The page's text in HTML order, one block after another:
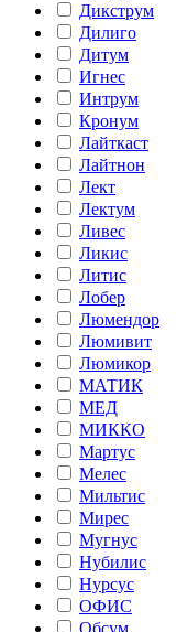
Дикструм
Дилиго
Дитум
Игнес
Интрум
Кронум
Лайткаст
Лайтнон
Лект
Лектум
Ливес
Ликис
Литис
Лобер
Люмендор
Люмивит
Люмикор
МАТИК
МЕД
МИККО
Мартус
Мелес
Мильтис
Мирес
Мугнус
Нубилис
Нурсус
ОФИС
Обсум